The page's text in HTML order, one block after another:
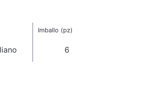
Imballo (pz)
6